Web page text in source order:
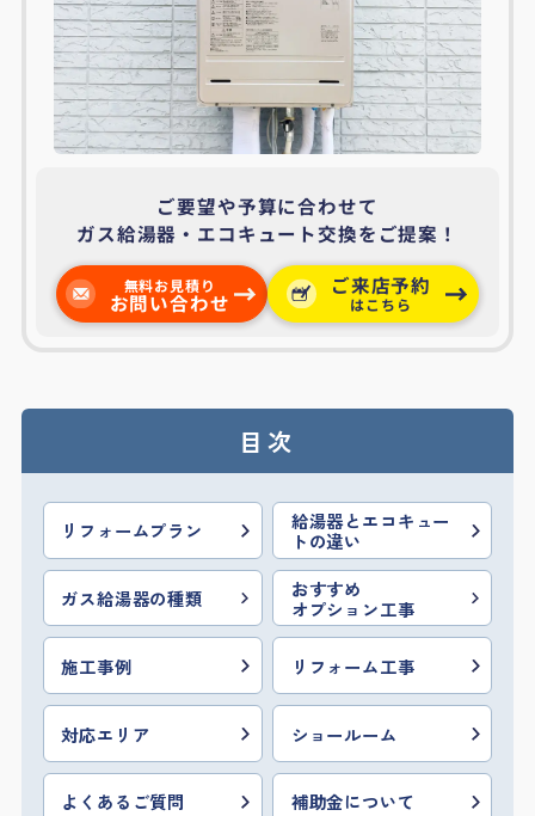
ご要望や予算に合わせて
ガス給湯器・エコキュート交換をご提案！
無料お見積り
お問い合わせ
ご来店予約
はこちら
目次
リフォームプラン
給湯器とエコキュー
トの違い
ガス給湯器の種類
おすすめ
オプション工事
施工事例 リフォーム工事
対応エリア ショールーム
よくあるご質問 補助金について